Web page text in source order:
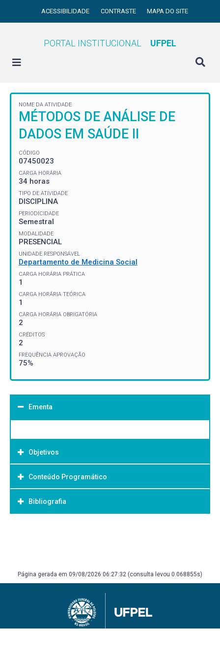
ACESSIBILIDADE CONTRASTE MAPA DO SITE
PORTAL INSTITUCIONAL UFPEL
NOME DA ATIVIDADE
MÉTODOS DE ANÁLISE DE
DADOS EM SAÚDE II
CÓDIGO
07450023
CARGA HORÁRIA
34 horas
TIPO DE ATIVIDADE
DISCIPLINA
PERIODICIDADE
Semestral
MODALIDADE
PRESENCIAL
UNIDADE RESPONSÁVEL
Departamento de Medicina Social
CARGA HORÁRIA PRÁTICA
1
CARGA HORÁRIA TEÓRICA
1
CARGA HORÁRIA OBRIGATÓRIA
2
CRÉDITOS
2
FREQUÊNCIA APROVAÇÃO
75%
Ementa
Objetivos
Objetivo Geral:
Conteúdo Programático
Bibliografia
Página gerada em 09/08/2026 06:27:32 (consulta levou 0.068855s)